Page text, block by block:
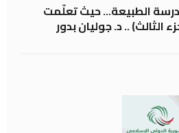
الطبيعة… حيث تعلّمت
الثالث) .. د. جوليان بدور